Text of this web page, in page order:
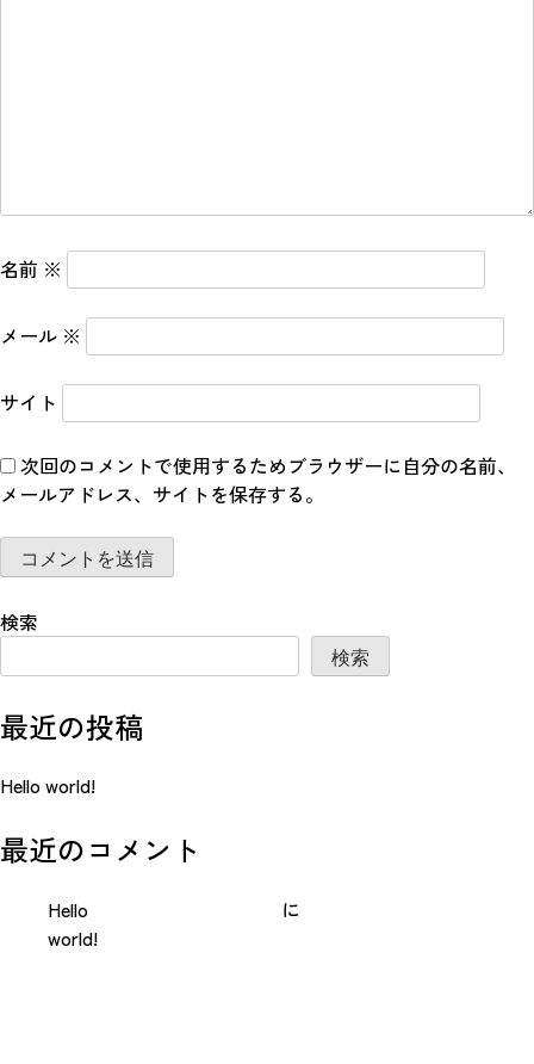
名前 ※
メール ※
サイト
次回のコメントで使用するためブラウザーに自分の名前、
メールアドレス、サイトを保存する。
検索
検索
最近の投稿
Hello world!
最近のコメント
Hello
world!
に